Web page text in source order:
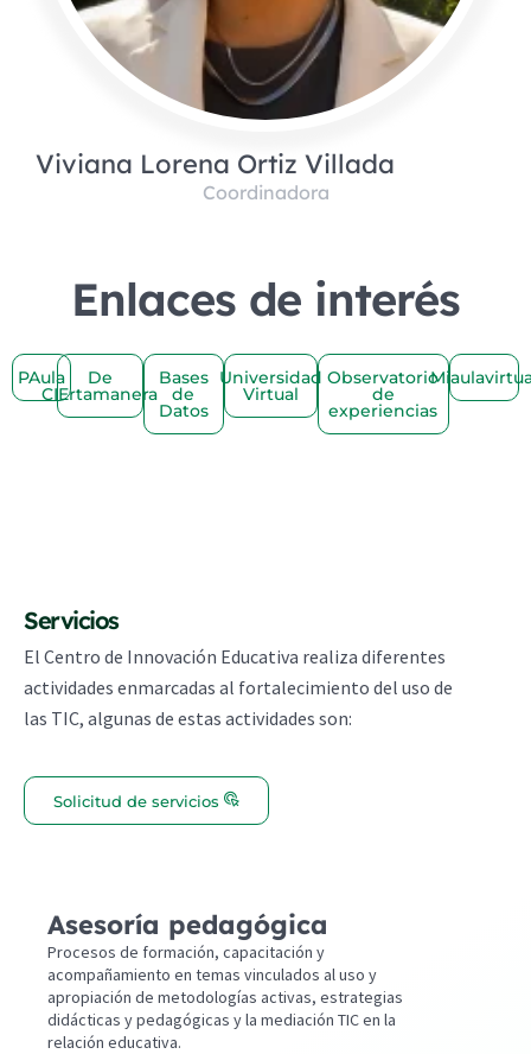
Viviana Lorena Ortiz Villada
Coordinadora
Enlaces de interés
PAula De
CIErtamanera
Bases
de
Datos
Universidad
Virtual
Observatorio
de
experiencias
Servicios
El Centro de Innovación Educativa realiza diferentes
actividades enmarcadas al fortalecimiento del uso de
las TIC, algunas de estas actividades son:
Solicitud de servicios
Asesoría pedagógica
Procesos de formación, capacitación y
acompañamiento en temas vinculados al uso y
apropiación de metodologías activas, estrategias
didácticas y pedagógicas y la mediación TIC en la
relación educativa.